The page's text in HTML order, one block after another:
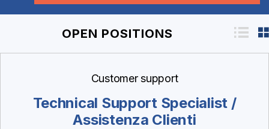
OPEN POSITIONS
Customer support
Technical Support Specialist /
Assistenza Clienti